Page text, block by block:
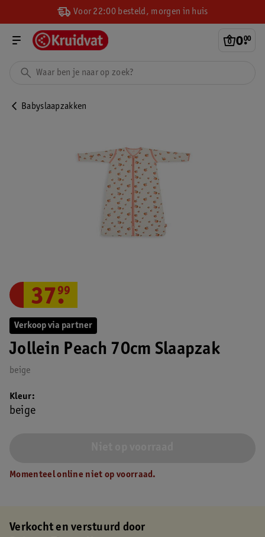
Voor 22:00 besteld, morgen in huis
0.
00
Babyslaapzakken
Verkoop via partner
Jollein Peach 70cm Slaapzak
beige
37.
99
Kleur
beige
Momenteel online niet op voorraad.
Verkocht en verstuurd door